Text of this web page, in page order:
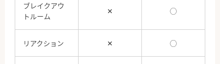
ブレイクアウ
トルーム
✕ ◯
リアクション ✕ ◯